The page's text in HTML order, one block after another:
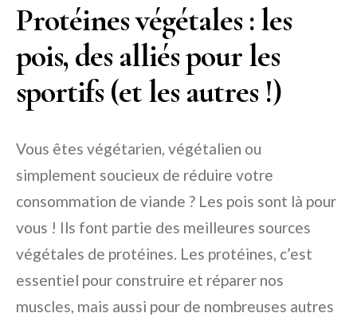
Protéines végétales : les
pois, des alliés pour les
sportifs (et les autres !)
Vous êtes végétarien, végétalien ou
simplement soucieux de réduire votre
consommation de viande ? Les pois sont là pour
vous ! Ils font partie des meilleures sources
végétales de protéines. Les protéines, c’est
essentiel pour construire et réparer nos
muscles, mais aussi pour de nombreuses autres